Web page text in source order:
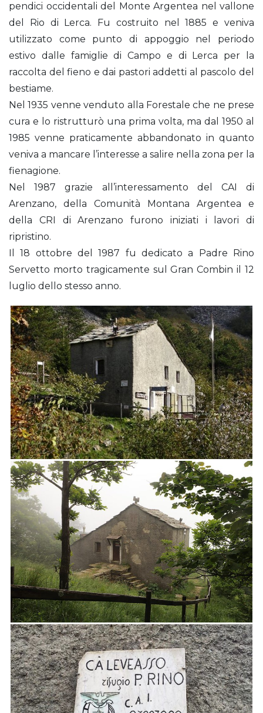
pendici occidentali del Monte Argentea nel vallone
del Rio di Lerca. Fu costruito nel 1885 e veniva
utilizzato come punto di appoggio nel periodo
estivo dalle famiglie di Campo e di Lerca per la
raccolta del fieno e dai pastori addetti al pascolo del
bestiame.
Nel 1935 venne venduto alla Forestale che ne prese
cura e lo ristrutturò una prima volta, ma dal 1950 al
1985 venne praticamente abbandonato in quanto
veniva a mancare l’interesse a salire nella zona per la
fienagione.
Nel 1987 grazie all’interessamento del CAI di
Arenzano, della Comunità Montana Argentea e
della CRI di Arenzano furono iniziati i lavori di
ripristino.
Il 18 ottobre del 1987 fu dedicato a Padre Rino
Servetto morto tragicamente sul Gran Combin il 12
luglio dello stesso anno.